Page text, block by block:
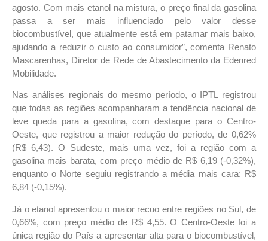
agosto. Com mais etanol na mistura, o preço final da gasolina
passa a ser mais influenciado pelo valor desse
biocombustível, que atualmente está em patamar mais baixo,
ajudando a reduzir o custo ao consumidor”, comenta Renato
Mascarenhas, Diretor de Rede de Abastecimento da Edenred
Mobilidade.
Nas análises regionais do mesmo período, o IPTL registrou
que todas as regiões acompanharam a tendência nacional de
leve queda para a gasolina, com destaque para o Centro-
Oeste, que registrou a maior redução do período, de 0,62%
(R$ 6,43). O Sudeste, mais uma vez, foi a região com a
gasolina mais barata, com preço médio de R$ 6,19 (-0,32%),
enquanto o Norte seguiu registrando a média mais cara: R$
6,84 (-0,15%).
Já o etanol apresentou o maior recuo entre regiões no Sul, de
0,66%, com preço médio de R$ 4,55. O Centro-Oeste foi a
única região do País a apresentar alta para o biocombustível,